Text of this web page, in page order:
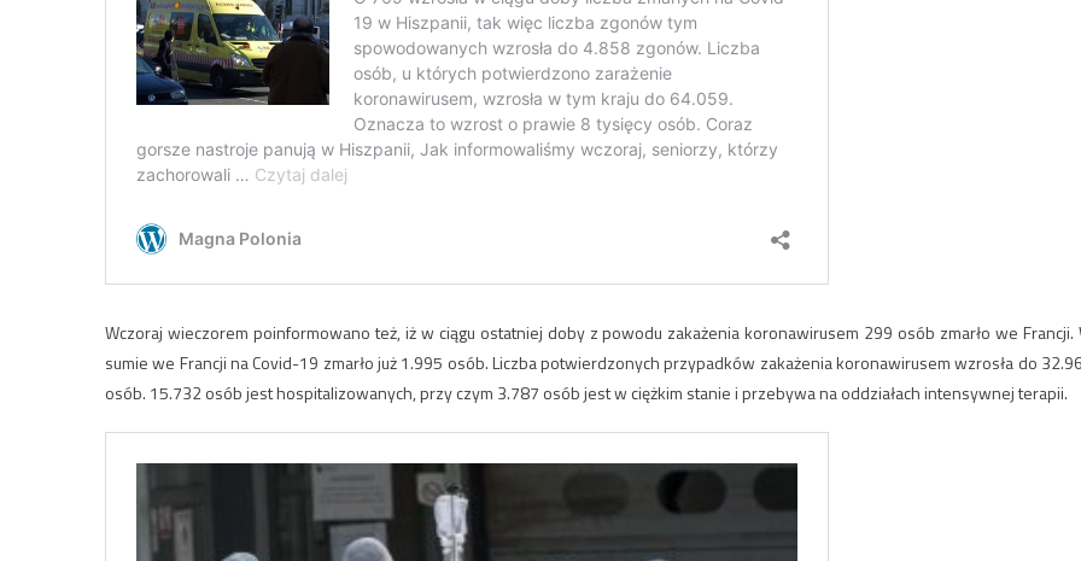
Wczoraj wieczorem poinformowano też, iż w ciągu ostatniej doby z powodu zakażenia koronawirusem 299 osób zmarło we Francji.
sumie we Francji na Covid-19 zmarło już 1.995 osób. Liczba potwierdzonych przypadków zakażenia koronawirusem wzrosła do
osób. 15.732 osób jest hospitalizowanych, przy czym 3.787 osób jest w ciężkim stanie i przebywa na oddziałach intensywnej terapii.